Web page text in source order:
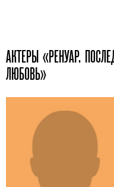
АКТЕРЫ «РЕНУАР.
ЛЮБОВЬ»